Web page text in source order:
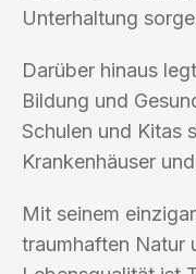
Unterhaltung
Darüber hinaus
Bildung und
Schulen und Kitas
Krankenhäuser
Mit seinem
traumhaften Natur